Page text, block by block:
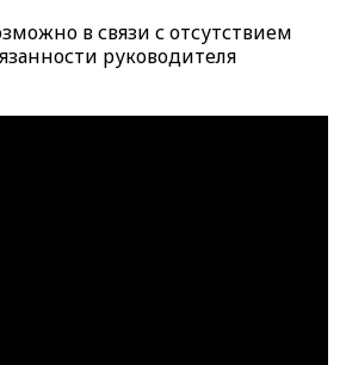
в связи с отсутствием
руководителя